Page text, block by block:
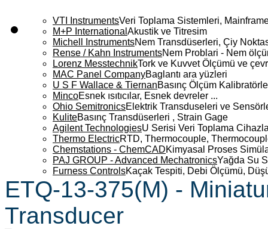
VTI InstrumentsVeri Toplama Sistemleri,
M+P International Akustik ve Titresim
Michell InstrumentsNem Transdüserleri, Çiy
Rense / Kahn InstrumentsNem Problari - Nem
Lorenz MesstechnikTork ve Kuvvet Ölçümü ve
MAC Panel CompanyBaglantı ara yüzleri
U S F Wallace & TiernanBasınç Ölçüm
MincoEsnek ısıtıcılar, Esnek devreler ...
Ohio SemitronicsElektrik Transduseleri ve
KuliteBasınç Transdüserleri , Strain Gage
Agilent TechnologiesU Serisi Veri Toplama
Thermo ElectricRTD, Thermocouple,
Chemstations - ChemCADKimyasal Proses
PAJ GROUP - Advanced MechatronicsYağda Su
Furness ControlsKaçak Tespiti, Debi Ölçümü,
ETQ-13-375(M) -
Transducer